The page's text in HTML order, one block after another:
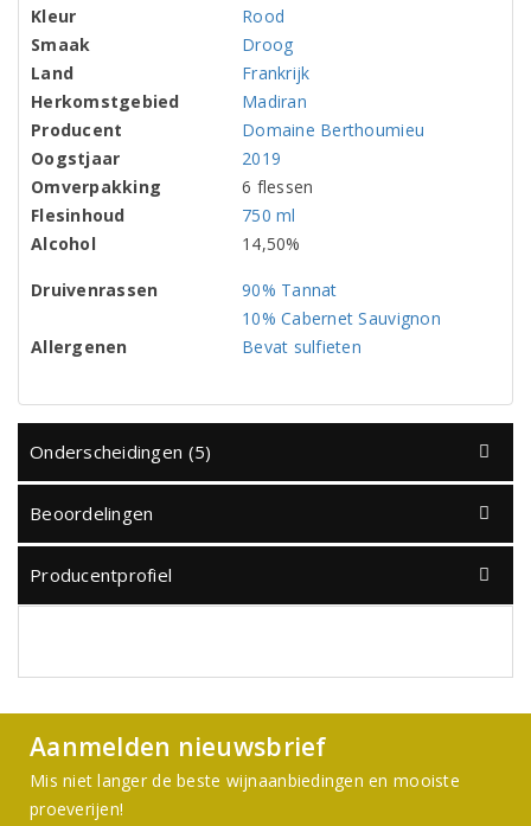
Kleur
Rood
Smaak
Droog
Land
Frankrijk
Herkomstgebied
Madiran
Producent
Domaine Berthoumieu
Oogstjaar
2019
Omverpakking
6 flessen
Flesinhoud
750 ml
Alcohol
14,50%
Druivenrassen
90% Tannat
10% Cabernet Sauvignon
Allergenen
Bevat sulfieten
Onderscheidingen (5)
Beoordelingen
Producentprofiel
Aanmelden nieuwsbrief
Mis niet langer de beste wijnaanbiedingen en mooiste
proeverijen!